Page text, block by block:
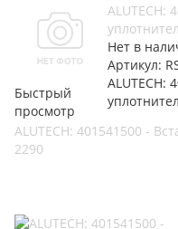
Быстрый
просмотр
ALUTECH:
Нет в
Артикул:
ALUTECH:
ALUTECH: 401541500 -
2290